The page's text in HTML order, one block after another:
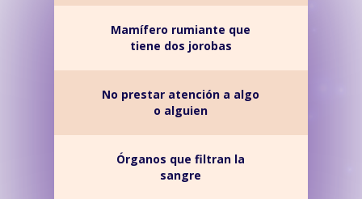
Mamífero rumiante que
tiene dos jorobas
No prestar atención a algo
o alguien
Órganos que filtran la
sangre